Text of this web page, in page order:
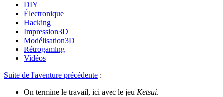
DIY
Électronique
Hacking
Impression3D
Modélisation3D
Rétrogaming
Vidéos
Suite de l'aventure précédente :
On termine le travail, ici avec le jeu Ketsui.